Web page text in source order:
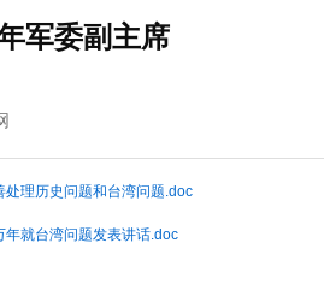
军委副主席
理历史问题和台湾问题.doc
就台湾问题发表讲话.doc